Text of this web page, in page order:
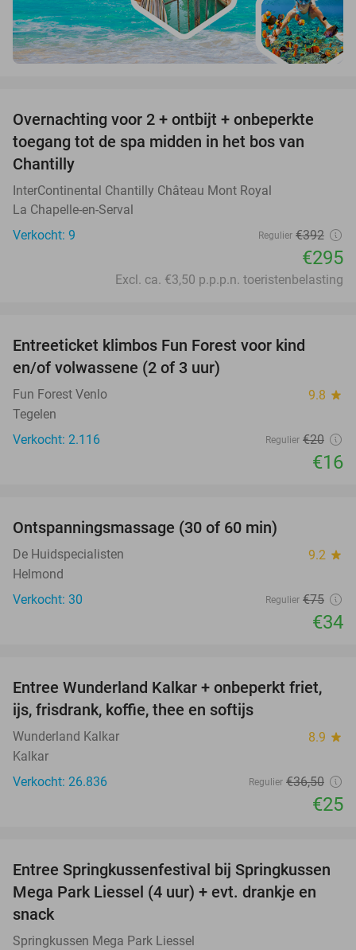
25%
Overnachting voor 2 + ontbijt + onbeperkte
toegang tot de spa midden in het bos van
Chantilly
InterContinental Chantilly Château Mont Royal
La Chapelle-en-Serval
Verkocht: 9
Regulier €392
€295
Excl. ca. €3,50 p.p.p.n. toeristenbelasting
Entreeticket klimbos Fun Forest voor kind
en/of volwassene (2 of 3 uur)
Fun Forest Venlo 9.8 star
Tegelen
Verkocht: 2.116
Regulier €20
€16
Ontspanningsmassage (30 of 60 min)
De Huidspecialisten 9.2 star
Helmond
Verkocht: 30
Regulier €75
€34
32%
Entree Wunderland Kalkar + onbeperkt friet,
ijs, frisdrank, koffie, thee en softijs
Wunderland Kalkar 8.9 star
Kalkar
Verkocht: 26.836
Regulier €36,50
€25
53%
Entree Springkussenfestival bij Springkussen
Mega Park Liessel (4 uur) + evt. drankje en
snack
Springkussen Mega Park Liessel